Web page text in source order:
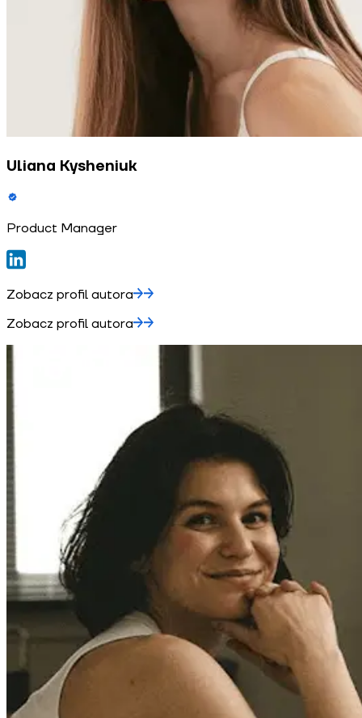
Uliana Kysheniuk
Product Manager
Zobacz profil autora
Zobacz profil autora